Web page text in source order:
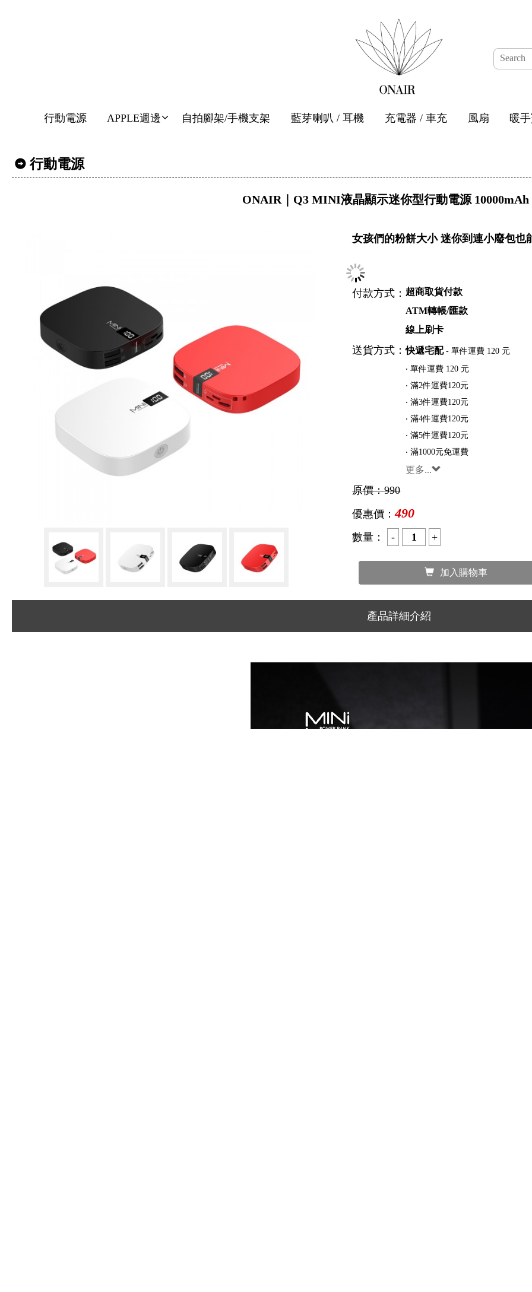
行動電源 APPLE週邊 自拍腳架/手機支架 藍芽喇叭 / 耳機 充電器 / 車充 風扇 暖
行動電源
ONAIR｜Q3 MINI液晶顯示迷你型行動電源 10000mAh
選項：
艷麗紅 商務黑
付款方式：超商取貨付款
ATM轉帳/匯款
線上刷卡
快遞宅配- 單件運費 120 元
‧ 單件運費 120 元
‧ 滿2件運費120元
‧ 滿3件運費120元
‧ 滿4件運費120元
原價：
990
優惠價： 490
產品詳細介紹